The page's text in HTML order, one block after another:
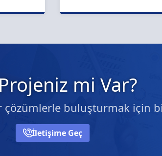
mi Var?
buluşturmak için
İletişime Geç